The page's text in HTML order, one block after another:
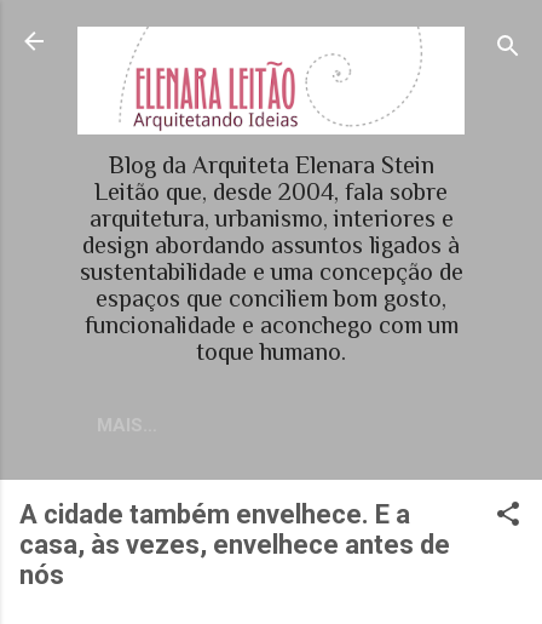
Pular para o conteúdo principal
Blog da Arquiteta Elenara Stein
Leitão que, desde 2004, fala sobre
arquitetura, urbanismo, interiores e
design abordando assuntos ligados à
sustentabilidade e uma concepção de
espaços que conciliem bom gosto,
funcionalidade e aconchego com um
toque humano.
A cidade também envelhece. E a
casa, às vezes, envelhece antes de
nós